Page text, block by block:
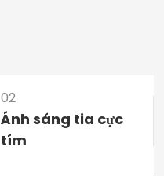
02
Ánh sáng tia cực
tím